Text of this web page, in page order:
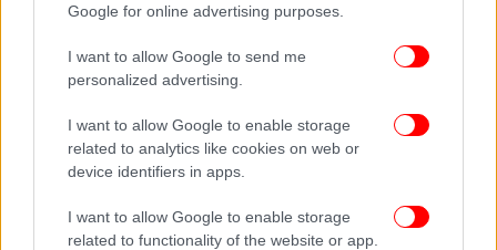
Google for online advertising purposes.
I want to allow Google to send me
personalized advertising.
I want to allow Google to enable storage
related to analytics like cookies on web or
device identifiers in apps.
I want to allow Google to enable storage
related to functionality of the website or app.